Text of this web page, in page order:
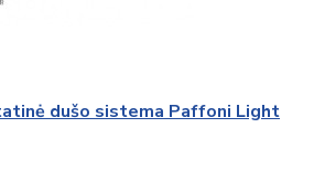
dušo sistema Paffoni Light